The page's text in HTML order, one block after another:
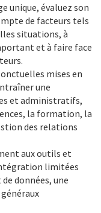
unique, évaluez son
de facteurs tels
situations, à
et à faire face
mises en
une
et administratifs,
la formation, la
des relations
aux outils et
limitées
données, une